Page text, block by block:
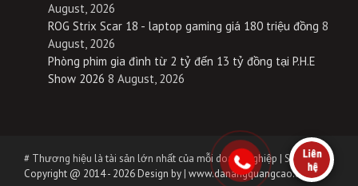
August, 2026
ROG Strix Scar 18 - laptop gaming giá 180 triệu đồng 8
August, 2026
Phòng phim gia đình từ 2 tỷ đến 13 tỷ đồng tại P.H.E
Show 2026 8 August, 2026
# Thương hiệu là tài sản lớn nhất của mỗi doanh nghiệp | Sưu tầm
Copyright @ 2014 - 2026 Design by | www.danangquangcao.com